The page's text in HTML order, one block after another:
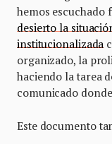
hemos escuchado
desierto la
institucionalizada
organizado, la
haciendo la tarea
comunicado
Este documento